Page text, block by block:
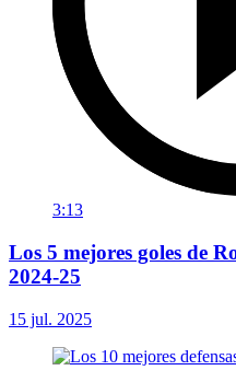
3:13
Los 5 mejores goles de
2024-25
15 jul. 2025